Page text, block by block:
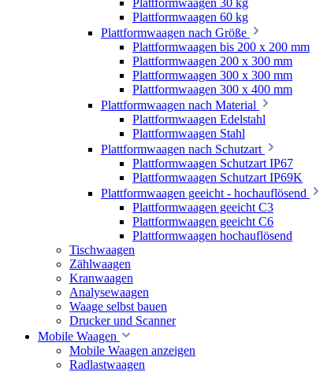
Plattformwaagen 60 kg
Plattformwaagen nach Größe
Plattformwaagen bis 200 x 200 mm
Plattformwaagen 200 x 300 mm
Plattformwaagen 300 x 300 mm
Plattformwaagen 300 x 400 mm
Plattformwaagen nach Material
Plattformwaagen Edelstahl
Plattformwaagen Stahl
Plattformwaagen nach Schutzart
Plattformwaagen Schutzart IP67
Plattformwaagen Schutzart IP69K
Plattformwaagen geeicht - hochauflösend
Plattformwaagen geeicht C3
Plattformwaagen geeicht C6
Plattformwaagen hochauflösend
Tischwaagen
Zählwaagen
Kranwaagen
Analysewaagen
Waage selbst bauen
Drucker und Scanner
Mobile Waagen
Mobile Waagen anzeigen
Radlastwaagen